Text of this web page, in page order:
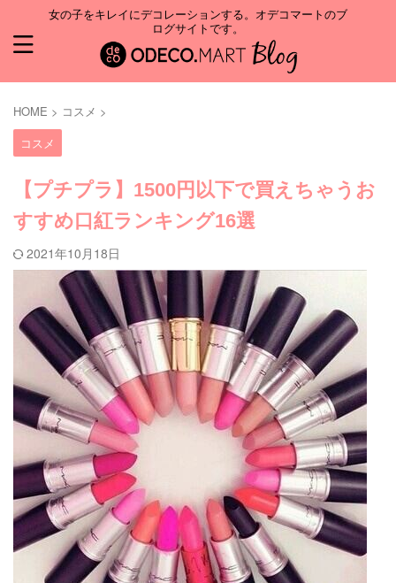
女の子をキレイにデコレーションする。オデコマートのブ
ログサイトです。
HOME > コスメ >
コスメ
【プチプラ】1500円以下で買えちゃうお
すすめ口紅ランキング16選
2021年10月18日